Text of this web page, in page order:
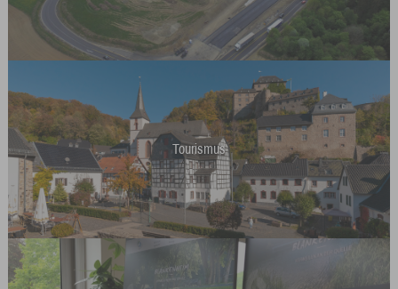
Tourismus